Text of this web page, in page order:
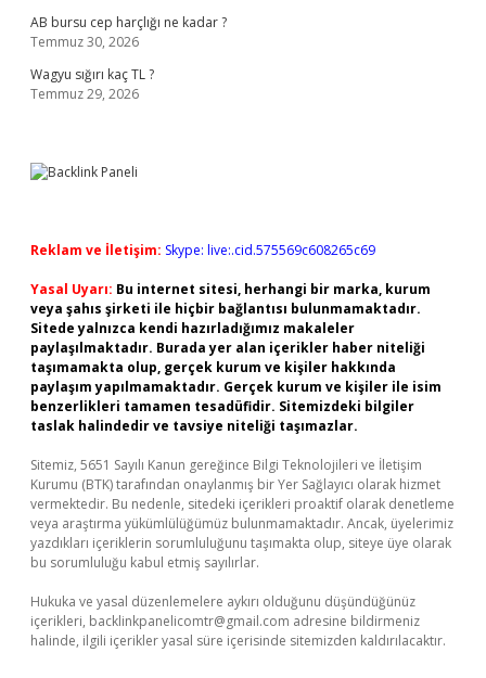
AB bursu cep harçlığı ne kadar ?
Temmuz 30, 2026
Wagyu sığırı kaç TL ?
Temmuz 29, 2026
Reklam ve İletişim: Skype: live:.cid.575569c608265c69
Yasal Uyarı: Bu internet sitesi, herhangi bir marka, kurum
veya şahıs şirketi ile hiçbir bağlantısı bulunmamaktadır.
Sitede yalnızca kendi hazırladığımız makaleler
paylaşılmaktadır. Burada yer alan içerikler haber niteliği
taşımamakta olup, gerçek kurum ve kişiler hakkında
paylaşım yapılmamaktadır. Gerçek kurum ve kişiler ile isim
benzerlikleri tamamen tesadüfidir. Sitemizdeki bilgiler
taslak halindedir ve tavsiye niteliği taşımazlar.
Sitemiz, 5651 Sayılı Kanun gereğince Bilgi Teknolojileri ve İletişim
Kurumu (BTK) tarafından onaylanmış bir Yer Sağlayıcı olarak hizmet
vermektedir. Bu nedenle, sitedeki içerikleri proaktif olarak denetleme
veya araştırma yükümlülüğümüz bulunmamaktadır. Ancak, üyelerimiz
yazdıkları içeriklerin sorumluluğunu taşımakta olup, siteye üye olarak
bu sorumluluğu kabul etmiş sayılırlar.
Hukuka ve yasal düzenlemelere aykırı olduğunu düşündüğünüz
içerikleri, backlinkpanelicomtr@gmail.com adresine bildirmeniz
halinde, ilgili içerikler yasal süre içerisinde sitemizden kaldırılacaktır.